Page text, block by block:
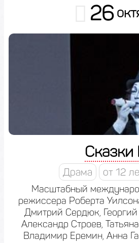
26
Драма от 12
Масштабный
режиссера Роберта
Дмитрий Сердюк,
Александр Строев,
Владимир Еремин, Анна